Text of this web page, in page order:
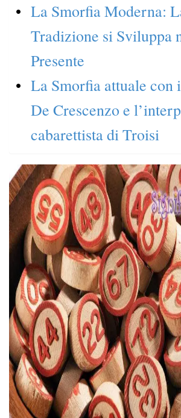
La Smorfia Moderna:
Tradizione si Sviluppa
Presente
La Smorfia attuale
De Crescenzo e
cabarettista di Troisi